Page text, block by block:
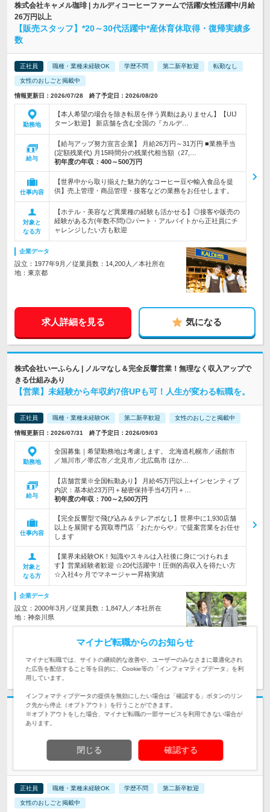
株式会社キャメル珈琲 | カルディコーヒーファームで活躍/女性活躍中/月給
26万円以上
【販売スタッフ】*20～30代活躍中*産休育休取得・復帰実績多
数
正社員 職種・業種未経験OK 学歴不問 第二新卒歓迎 転勤なし
女性のおしごと掲載中
情報更新日：2026/07/28 終了予定日：2026/08/20
勤務地
【本人希望の場合を除き転居を伴う異動はありません】【UIJ
ターン歓迎】 新店舗を含む全国の『カルデ…
給与
【給与アップ努力宣言企業】 月給26万円～31万円 ■業務手当
(定額残業代) 月15時間分の残業代相当額（27,…
初年度の年収： 400～500万円
仕事内容
【世界中から取り揃えた魅力的なコーヒー豆や輸入食品を提
供】売上管理・商品管理・接客などの業務をお任せします。
対象と
なる方
【ホテル・美容など異業種の経験も活かせる】◎接客や販売の
経験がある方(年数不問)◎パート・アルバイトから正社員にチ
ャレンジしたい方も歓迎
企業データ
設立：1977年9月／従業員数：14,200人／本社所在
地：東京都
求人詳細を見る 気になる
株式会社いーふらん | ノルマなし＆完全反響営業！無理なく収入アップで
きる仕組みあり
【営業】未経験から年収約7倍UPも可！人生が変わる転職を。
正社員 職種・業種未経験OK 第二新卒歓迎 女性のおしごと掲載中
情報更新日：2026/07/31 終了予定日：2026/09/03
勤務地
全国募集｜希望勤務地は考慮します。 北海道札幌市／函館市
／旭川市／帯広市／北見市／北広島市 ほか…
給与
【店舗営業※全国転勤あり】 月給45万円以上+インセンティブ
内訳：基本給23万円＋秘密保持手当4万円＋…
初年度の年収： 700～2,500万円
仕事内容
【完全反響型で飛び込み＆テレアポなし】世界中に1,930店舗
以上を展開する買取専門店「おたからや」で提案営業をお任せ
します
対象と
なる方
【業界未経験OK！知識やスキルは入社後に身につけられま
す】営業経験者歓迎 ☆20代活躍中！圧倒的高収入を得たい方
☆入社4ヶ月でマネージャー昇格実績
企業データ
設立：2000年3月／従業員数：1,847人／本社所在
地：神奈川県
求人詳細を見る 気になる
志望動機・自己PR不要
ゴディバジャパン株式会社 | *お客様の笑顔がやりがい*ゴディバで得られ
る、充実の毎日を♪
GODIVA【販売スタッフ】月25万円～／残業月4H／有休取得率
正社員 職種・業種未経験OK 学歴不問 第二新卒歓迎
女性のおしごと掲載中
マイナビ転職からのお知らせ
マイナビ転職では、サイトの継続的な改善や、ユーザーのみなさまに最適化され
た広告を配信すること等を目的に、Cookie等の「インフォマティブデータ」を利
用しています。
インフォマティブデータの提供を無効にしたい場合は「確認する」ボタンのリン
ク先から停止（オプトアウト）を行うことができます。
※オプトアウトをした場合、マイナビ転職の一部サービスを利用できない場合が
あります。
閉じる 確認する